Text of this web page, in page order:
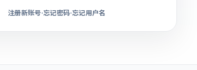
注册新账号·忘记密码·忘记用户名